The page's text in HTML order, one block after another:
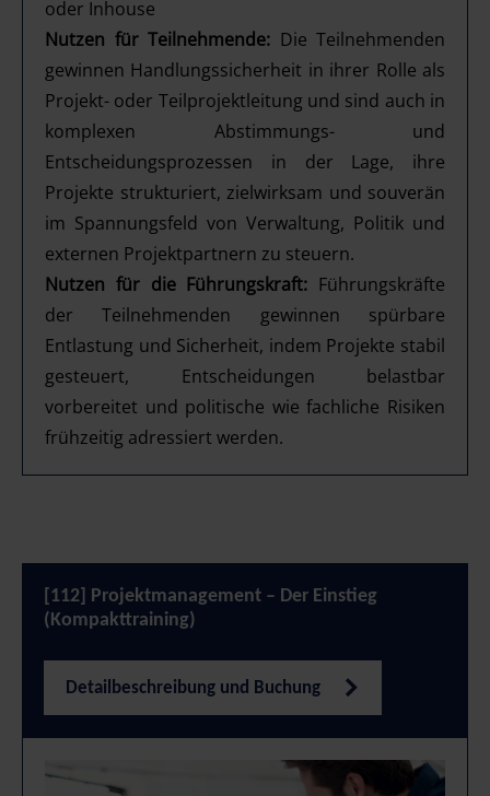
oder Inhouse
Nutzen für Teilnehmende: Die Teilnehmenden
gewinnen Handlungssicherheit in ihrer Rolle als
Projekt- oder Teilprojektleitung und sind auch in
komplexen Abstimmungs- und
Entscheidungsprozessen in der Lage, ihre
Projekte strukturiert, zielwirksam und souverän
im Spannungsfeld von Verwaltung, Politik und
externen Projektpartnern zu steuern.
Nutzen für die Führungskraft: Führungskräfte
der Teilnehmenden gewinnen spürbare
Entlastung und Sicherheit, indem Projekte stabil
gesteuert, Entscheidungen belastbar
vorbereitet und politische wie fachliche Risiken
frühzeitig adressiert werden.
[112] Projektmanagement – Der Einstieg
(Kompakttraining)
Detailbeschreibung und Buchung